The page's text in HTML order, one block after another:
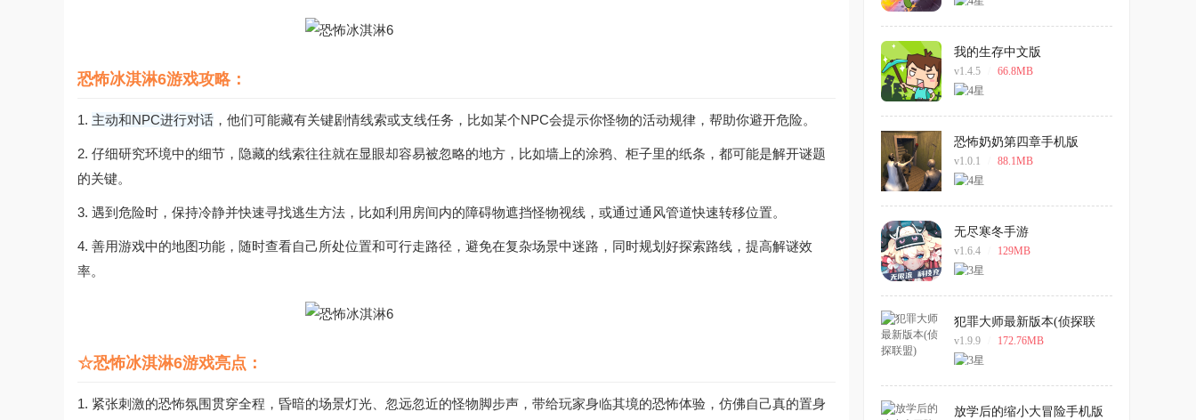
恐怖冰淇淋6游戏攻略：
1. 主动和NPC进行对话 ，他们可能藏有关键剧情线索或支线任务，比如某个NPC会提示你怪物的活动规律，帮助你避开危险。
2. 仔细研究环境中的细节，隐藏的线索往往就在显眼却容易被忽略的地方，比如墙上的涂鸦、柜子里的纸条，都可能是解开谜题
的关键。
3. 遇到危险时，保持冷静并快速寻找逃生方法，比如利用房间内的障碍物遮挡怪物视线，或通过通风管道快速转移位置。
4. 善用游戏中的地图功能，随时查看自己所处位置和可行走路径，避免在复杂场景中迷路，同时规划好探索路线，提高解谜效
率。
☆恐怖冰淇淋6游戏亮点：
1. 紧张刺激的恐怖氛围贯穿全程，昏暗的场景灯光、忽远忽近的怪物脚步声，带给玩家身临其境的恐怖体验，仿佛自己真的置身
我的生存中文版
v1.4.5 66.8MB
恐怖奶奶第四章手机版
v1.0.1 88.1MB
无尽寒冬手游
v1.6.4 129MB
犯罪大师最新版本(侦探联
盟)
v1.9.9 172.76MB
放学后的缩小大冒险手机版